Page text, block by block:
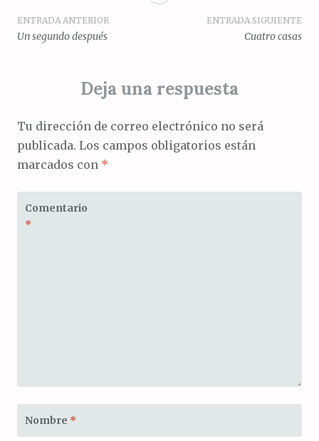
Navegación
entradas
ENTRADA ANTERIOR
Un segundo después
ENTRADA SIGUIENTE
Cuatro casas
Deja una respuesta
Tu dirección de correo electrónico no será
publicada. Los campos obligatorios están
marcados con *
Comentario
*
Nombre *